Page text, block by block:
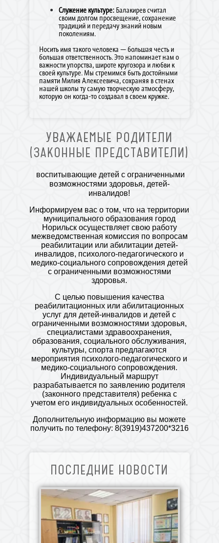
Служение культуре:Балакирев считал
своим долгом просвещение, сохранение
традиций и передачу знаний новым
поколениям.
Носить имя такого человека — большая честь и
большая ответственность. Это напоминает нам о
важности упорства, широте кругозора и любви к
своей культуре. Мы стремимся быть достойными
памяти Милия Алексеевича, сохраняя в стенах
нашей школы ту самую творческую атмосферу,
которую он когда-то создавал в своем кружке.
УВАЖАЕМЫЕ РОДИТЕЛИ
(ЗАКОННЫЕ ПРЕДСТАВИТЕЛИ)
воспитывающие детей с ограниченными
возможностями здоровья, детей-
инвалидов!
Информируем вас о том, что на территории
муниципального образования город
Норильск осуществляет свою работу
межведомственная комиссия по вопросам
реабилитации или абилитации детей-
инвалидов, психолого-педагогического и
медико-социального сопровождения детей
с ограниченными возможностями
здоровья.
С целью повышения качества
реабилитационных или абилитационных
услуг для детей-инвалидов и детей с
ограниченными возможностями здоровья,
специалистами здравоохранения,
образования, социального обслуживания,
культуры, спорта предлагаются
мероприятия психолого-педагогического и
медико-социального сопровождения.
Индивидуальный маршрут
разрабатывается по заявлению родителя
(законного представителя) ребенка с
учетом его индивидуальных особенностей.
Дополнительную информацию вы можете
получить по телефону: 8(3919)437200*3216
ПОСЛЕДНИЕ НОВОСТИ